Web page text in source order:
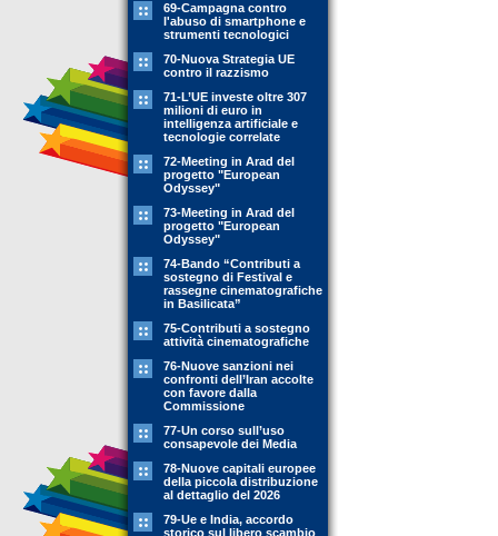
69-Campagna contro
l'abuso di smartphone e
strumenti tecnologici
70-Nuova Strategia UE
contro il razzismo
71-L’UE investe oltre 307
milioni di euro in
intelligenza artificiale e
tecnologie correlate
72-Meeting in Arad del
progetto "European
Odyssey"
73-Meeting in Arad del
progetto "European
Odyssey"
74-Bando “Contributi a
sostegno di Festival e
rassegne cinematografiche
in Basilicata”
75-Contributi a sostegno
attività cinematografiche
76-Nuove sanzioni nei
confronti dell’Iran accolte
con favore dalla
Commissione
77-Un corso sull’uso
consapevole dei Media
78-Nuove capitali europee
della piccola distribuzione
al dettaglio del 2026
79-Ue e India, accordo
storico sul libero scambio